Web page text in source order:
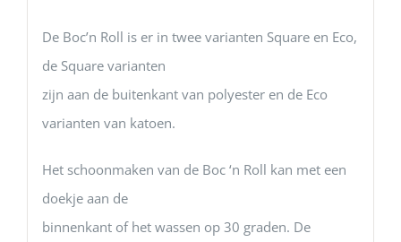
De Boc’n Roll is er in twee varianten Square en Eco,
de Square varianten
zijn aan de buitenkant van polyester en de Eco
varianten van katoen.
Het schoonmaken van de Boc ‘n Roll kan met een
doekje aan de
binnenkant of het wassen op 30 graden. De